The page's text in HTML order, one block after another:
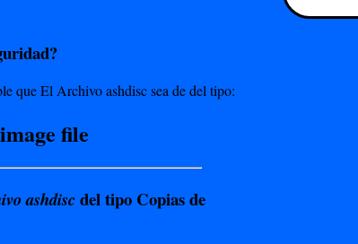
que El Archivo ashdisc sea de del tipo:
file
ashdiscdel tipo Copias de